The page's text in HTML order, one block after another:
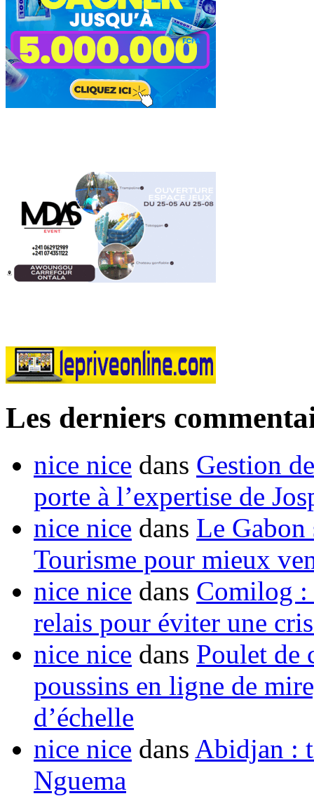
Les derniers
nice nice dans Gestion
porte à l’expertise de
nice nice dans Le Gabon
Tourisme pour mieux
nice nice dans Comilog :
relais pour éviter une
nice nice dans Poulet de
poussins en ligne de
d’échelle
nice nice dans Abidjan :
Nguema